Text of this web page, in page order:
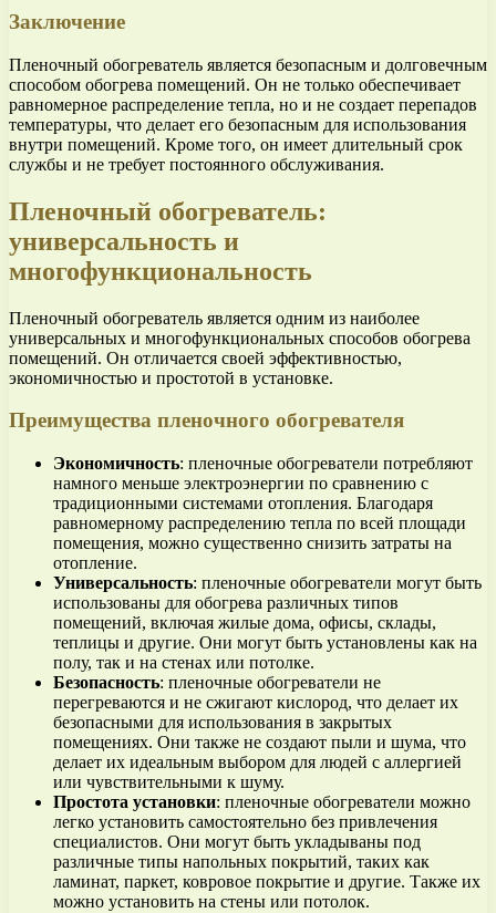
Заключение
Пленочный обогреватель является безопасным и долговечным
способом обогрева помещений. Он не только обеспечивает
равномерное распределение тепла, но и не создает перепадов
температуры, что делает его безопасным для использования
внутри помещений. Кроме того, он имеет длительный срок
службы и не требует постоянного обслуживания.
Пленочный обогреватель:
универсальность и
многофункциональность
Пленочный обогреватель является одним из наиболее
универсальных и многофункциональных способов обогрева
помещений. Он отличается своей эффективностью,
экономичностью и простотой в установке.
Преимущества пленочного обогревателя
Экономичность: пленочные обогреватели потребляют
намного меньше электроэнергии по сравнению с
традиционными системами отопления. Благодаря
равномерному распределению тепла по всей площади
помещения, можно существенно снизить затраты на
отопление.
Универсальность: пленочные обогреватели могут быть
использованы для обогрева различных типов
помещений, включая жилые дома, офисы, склады,
теплицы и другие. Они могут быть установлены как на
полу, так и на стенах или потолке.
Безопасность: пленочные обогреватели не
перегреваются и не сжигают кислород, что делает их
безопасными для использования в закрытых
помещениях. Они также не создают пыли и шума, что
делает их идеальным выбором для людей с аллергией
или чувствительными к шуму.
Простота установки: пленочные обогреватели можно
легко установить самостоятельно без привлечения
специалистов. Они могут быть укладываны под
различные типы напольных покрытий, таких как
ламинат, паркет, ковровое покрытие и другие. Также их
можно установить на стены или потолок.